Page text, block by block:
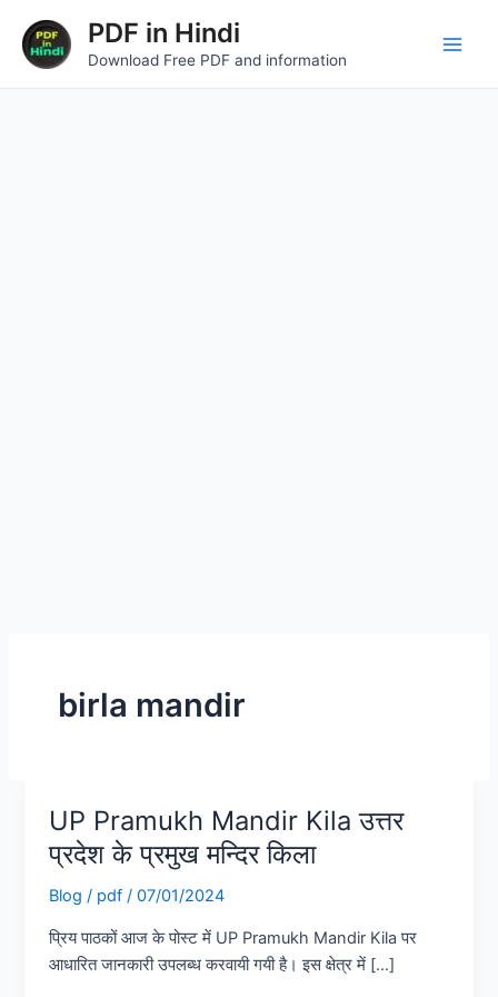
content
PDF in Hindi
Download Free PDF and information
birla mandir
UP Pramukh Mandir Kila उत्तर
प्रदेश के प्रमुख मन्दिर किला
Blog / pdf/07/01/2024
प्रिय पाठकों आज के पोस्ट में UP Pramukh Mandir Kila पर
आधारित जानकारी उपलब्ध करवायी गयी है। इस क्षेत्र में […]
UP
Pramukh
Mandir
Kila
प्रदेश
के